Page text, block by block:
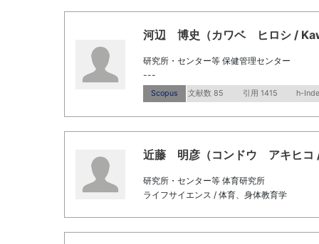
河辺 博史（カワベ ヒロシ /
研究所・センター等 保健管理センター
---
Scopus 文献数 85 引用 1415 h-
近藤 明彦（コンドウ アキヒコ
研究所・センター等 体育研究所
ライフサイエンス / 体育、身体教育学